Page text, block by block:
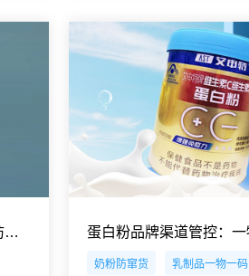
服装行业数字化升级：一物一码防伪溯源全流程系统解决方案
奶粉防窜货 乳制品一物一码